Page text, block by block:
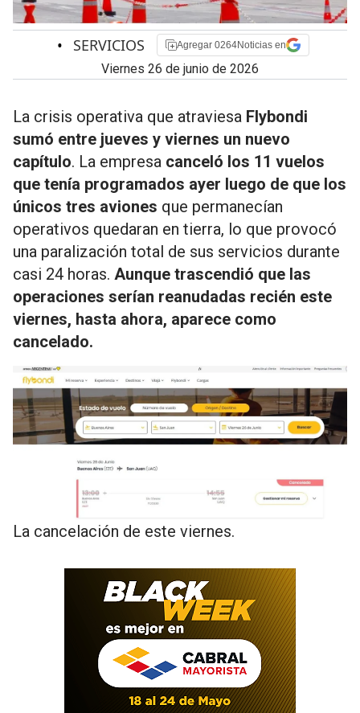
• SERVICIOS Agregar 0264Noticias en
viernes 26 de junio de 2026
La crisis operativa que atraviesa Flybondi
sumó entre jueves y viernes un nuevo
capítulo. La empresa canceló los 11 vuelos
que tenía programados ayer luego de que los
únicos tres aviones que permanecían
operativos quedaran en tierra, lo que provocó
una paralización total de sus servicios durante
casi 24 horas. Aunque trascendió que las
operaciones serían reanudadas recién este
viernes, hasta ahora, aparece como
cancelado.
La cancelación de este viernes.